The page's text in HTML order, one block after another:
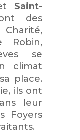
Saint-
des
Robin,
se
climat
place.
ils ont
leur
Foyers